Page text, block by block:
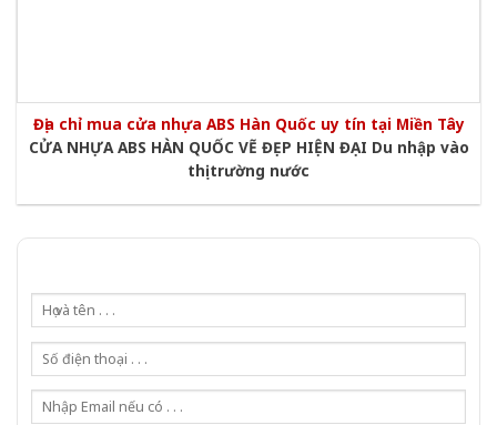
Địa chỉ mua cửa nhựa ABS Hàn Quốc uy tín tại Miền Tây
CỬA NHỰA ABS HÀN QUỐC VẼ ĐẸP HIỆN ĐẠI Du nhập vào
thị trường nước